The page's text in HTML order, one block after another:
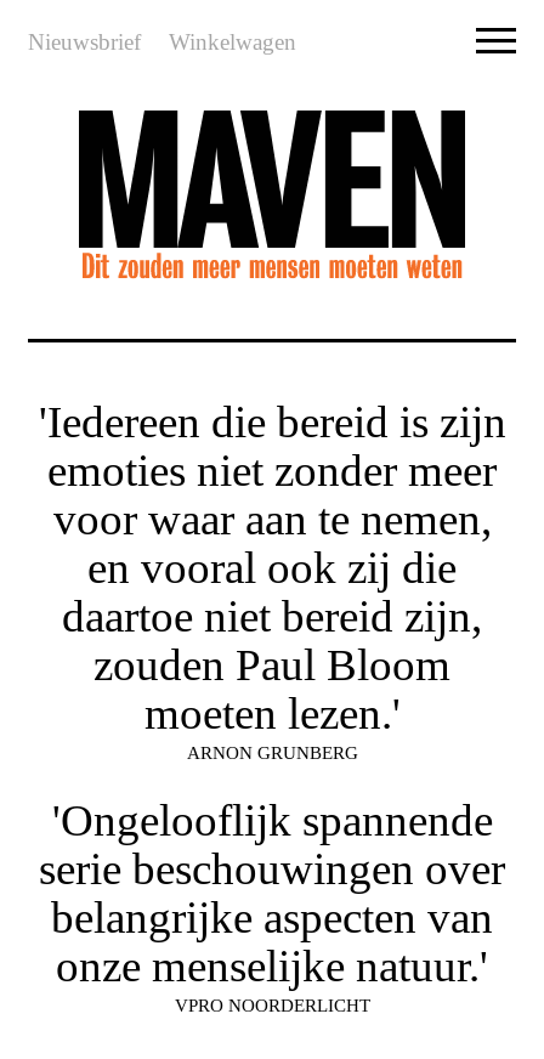
Nieuwsbrief Winkelwagen
'Iedereen die bereid is zijn
emoties niet zonder meer
voor waar aan te nemen,
en vooral ook zij die
daartoe niet bereid zijn,
zouden Paul Bloom
moeten lezen.'
ARNON GRUNBERG
'Ongelooflijk spannende
serie beschouwingen over
belangrijke aspecten van
onze menselijke natuur.'
VPRO NOORDERLICHT